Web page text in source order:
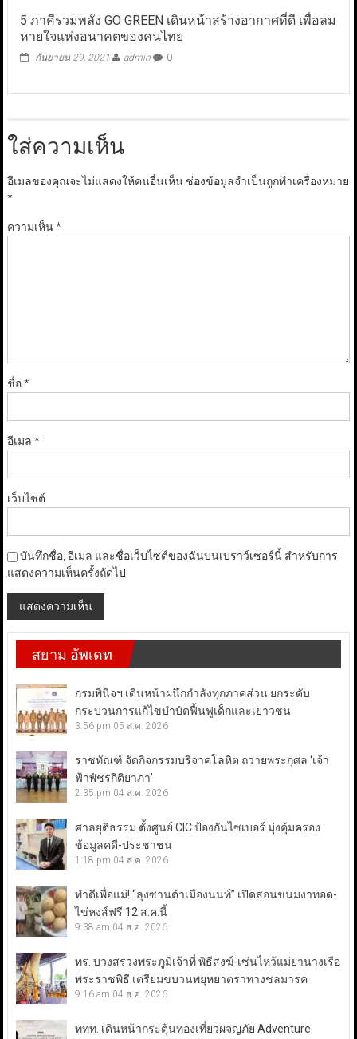
5 ภาคีรวมพลัง GO GREEN เดินหน้าสร้างอากาศที่ดี เพื่อลม
หายใจแห่งอนาคตของคนไทย
กันยายน 29, 2021 admin 0
ใส่ความเห็น
อีเมลของคุณจะไม่แสดงให้คนอื่นเห็น ช่องข้อมูลจำเป็นถูกทำเครื่องหมาย
*
ความเห็น*
ชื่อ*
อีเมล *
เว็บไซต์
บันทึกชื่อ, อีเมล และชื่อเว็บไซต์ของฉันบนเบราว์เซอร์นี้ สำหรับการ
แสดงความเห็นครั้งถัดไป
สยาม อัพเดท
กรมพินิจฯ เดินหน้าผนึกกำลังทุกภาคส่วน ยกระดับ
กระบวนการแก้ไขบำบัดฟื้นฟูเด็กและเยาวชน
3:56 pm 05 ส.ค. 2026
ราชทัณฑ์ จัดกิจกรรมบริจาคโลหิต ถวายพระกุศล ‘เจ้า
ฟ้าพัชรกิติยาภา’
2:35 pm 04 ส.ค. 2026
ศาลยุติธรรม ตั้งศูนย์ CIC ป้องกันไซเบอร์ มุ่งคุ้มครอง
ข้อมูลคดี-ประชาชน
1:18 pm 04 ส.ค. 2026
ทำดีเพื่อแม่! “ลุงซานต้าเมืองนนท์” เปิดสอนขนมงาทอด-
ไข่หงส์ฟรี 12 ส.ค.นี้
9:38 am 04 ส.ค. 2026
ทร. บวงสรวงพระภูมิเจ้าที่ พิธีสงฆ์-เซ่นไหว้แม่ย่านางเรือ
พระราชพิธี เตรียมขบวนพยุหยาตราทางชลมารค
9:16 am 04 ส.ค. 2026
ททท. เดินหน้ากระตุ้นท่องเที่ยวผจญภัย Adventure